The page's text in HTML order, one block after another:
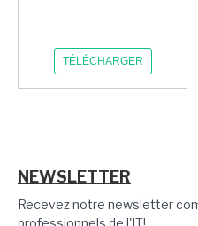
TÉLÉCHARGER
NEWSLETTER
Recevez notre newsletter
professionnels de l'IT!